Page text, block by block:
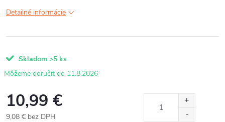
Detailné informácie
Skladom >5 ks
11.8.2026
10,99 €
9,08 € bez DPH